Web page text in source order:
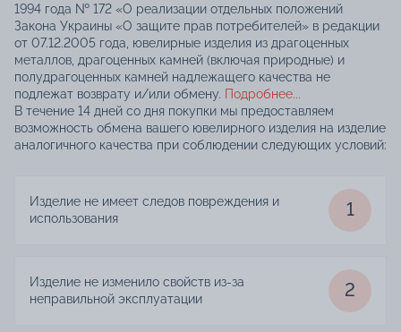
1994 года № 172 «О реализации отдельных положений
Закона Украины «О защите прав потребителей» в редакции
от 07.12.2005 года, ювелирные изделия из драгоценных
металлов, драгоценных камней (включая природные) и
полудрагоценных камней надлежащего качества не
подлежат возврату и/или обмену. Подробнее...
В течение 14 дней со дня покупки мы предоставляем
возможность обмена вашего ювелирного изделия на изделие
аналогичного качества при соблюдении следующих условий:
Изделие не имеет следов повреждения и
использования
1
Изделие не изменило свойств из-за
неправильной эксплуатации
2